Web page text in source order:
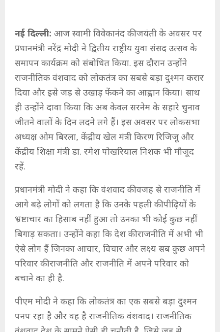
नई दिल्ली: आज स्वामी विवेकानंद की जयंती के अवसर पर
प्रधानमंत्री नरेंद्र मोदी ने द्वितीय राष्ट्रीय युवा संसद उत्सव के
समापन कार्यक्रम को संबोधित किया. इस दौरान उन्होंने
राजनीतिक वंशवाद को लोकतंत्र का सबसे बड़ा दुश्मन करार
दिया और इसे जड़ से उखाड़ फेंकने का आह्वान किया। साथ
ही उन्होंने दावा किया कि अब केवल सरनेम के सहारे चुनाव
जीतने वालों के दिन लदने लगे हैं। इस अवसर पर लोकसभा
अध्यक्ष ओम बिरला, केंद्रीय खेल मंत्री किरण रिजिजू और
केंद्रीय शिक्षा मंत्री डा. रमेश पोखरियाल निशंक भी मौजूद
रहें.
प्रधानमंत्री मोदी ने कहा कि वंशवाद की वजह से राजनीति में
आगे बढ़े लोगों को लगता है कि उनके पहली की पीढ़ियों के
भ्रष्टाचार का हिसाब नहीं हुआ तो उनका भी कोई कुछ नहीं
बिगाड़ सकता। उन्होंने कहा कि देश की राजनीति में अभी भी
ऐसे लोग हैं जिनका आचार, विचार और लक्ष्य सब कुछ अपने
परिवार की राजनीति और राजनीति में अपने परिवार को
बचाने का ही है.
पीएम मोदी ने कहा कि लोकतंत्र का एक सबसे बड़ा दुश्मन
पनप रहा है और वह है राजनीतिक वंशवाद। राजनीतिक